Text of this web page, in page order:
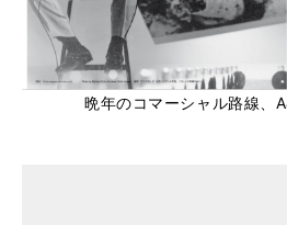
晩年のコマーシャル路線、